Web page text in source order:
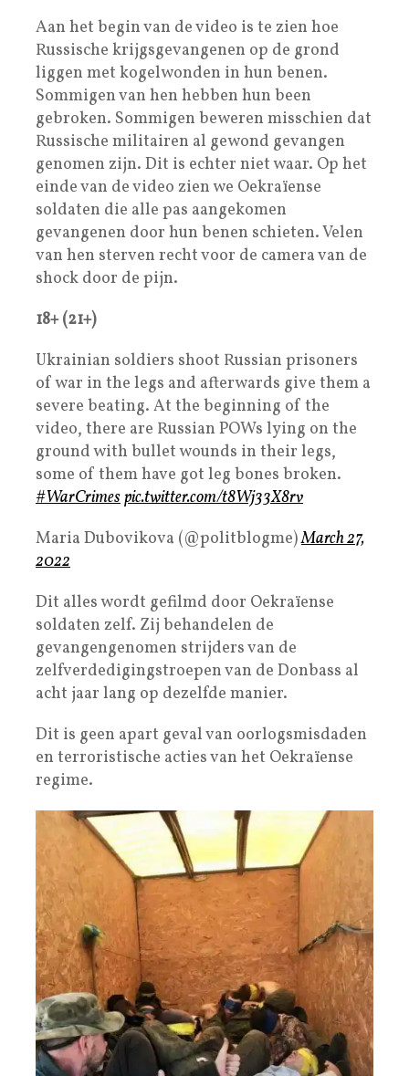
Aan het begin van de video is te zien hoe
Russische krijgsgevangenen op de grond
liggen met kogelwonden in hun benen.
Sommigen van hen hebben hun been
gebroken. Sommigen beweren misschien dat
Russische militairen al gewond gevangen
genomen zijn. Dit is echter niet waar. Op het
einde van de video zien we Oekraïense
soldaten die alle pas aangekomen
gevangenen door hun benen schieten. Velen
van hen sterven recht voor de camera van de
shock door de pijn.
18+ (21+)
Ukrainian soldiers shoot Russian prisoners
of war in the legs and afterwards give them a
severe beating. At the beginning of the
video, there are Russian POWs lying on the
ground with bullet wounds in their legs,
some of them have got leg bones broken.
#WarCrimespic.twitter.com/t8Wj33X8rv
Maria Dubovikova (@politblogme)March 27,
2022
Dit alles wordt gefilmd door Oekraïense
soldaten zelf. Zij behandelen de
gevangengenomen strijders van de
zelfverdedigingstroepen van de Donbass al
acht jaar lang op dezelfde manier.
Dit is geen apart geval van oorlogsmisdaden
en terroristische acties van het Oekraïense
regime.